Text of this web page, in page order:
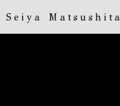
Seiya Matsushita